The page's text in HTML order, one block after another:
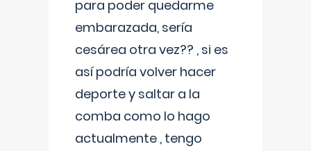
para poder quedarme
embarazada, sería
cesárea otra vez?? , si es
así podría volver hacer
deporte y saltar a la
comba como lo hago
actualmente , tengo